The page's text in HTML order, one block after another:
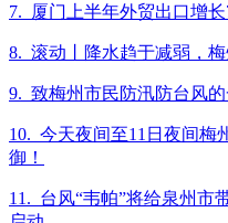
7. 厦门上半年外贸出口增长
8. 滚动丨降水趋于减弱，
9. 致梅州市民防汛防台风
10. 今天夜间至11日夜间梅
御！
11. 台风“韦帕”将给泉州市